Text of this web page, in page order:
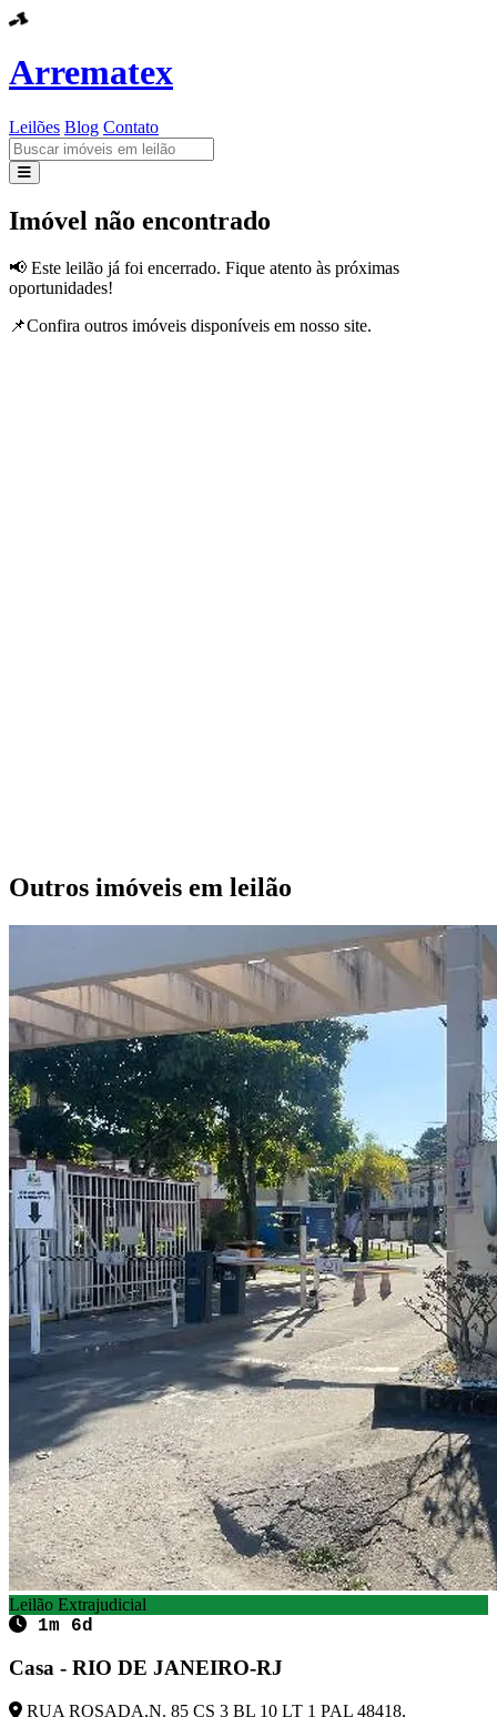
Arrematex
Leilões Blog Contato
Leilões
Imóvel não encontrado
📢 Este leilão já foi encerrado. Fique atento às próximas
oportunidades!
📌Confira outros imóveis disponíveis em nosso site.
Outros imóveis em leilão
Leilão Extrajudicial
1m 6d
Casa - RIO DE JANEIRO-RJ
RUA ROSADA,N. 85 CS 3 BL 10 LT 1 PAL 48418,